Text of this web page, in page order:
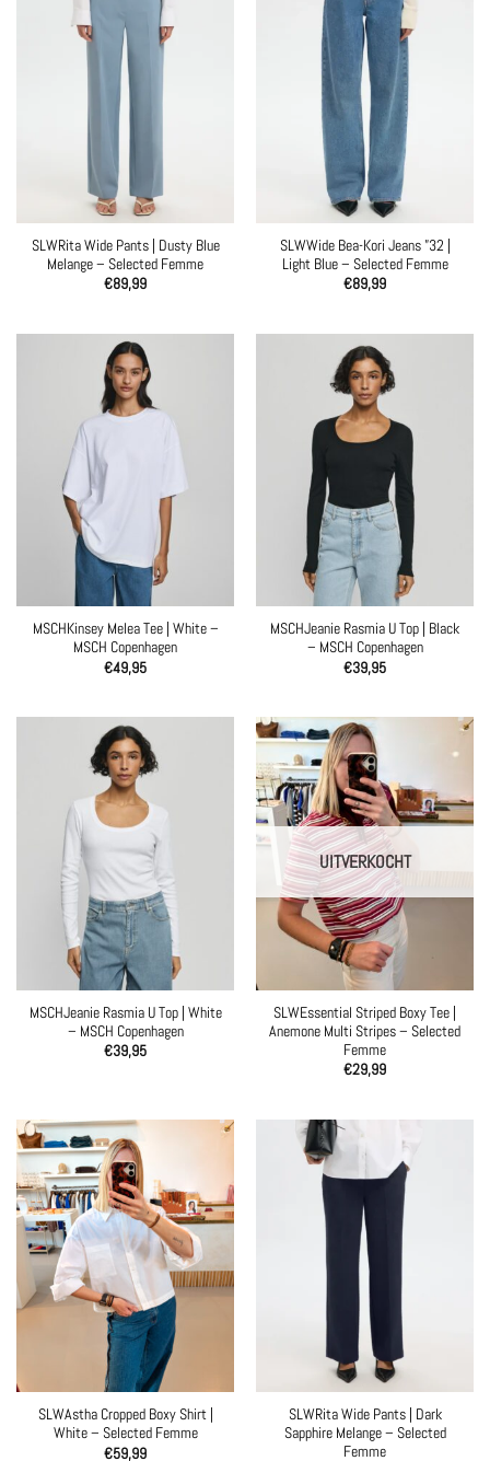
SLWRita Wide Pants | Dusty Blue
Melange – Selected Femme
€89,99
SLWWide Bea-Kori Jeans ”32 |
Light Blue – Selected Femme
€89,99
MSCHKinsey Melea Tee | White –
MSCH Copenhagen
€49,95
MSCHJeanie Rasmia U Top | Black
– MSCH Copenhagen
€39,95
MSCHJeanie Rasmia U Top | White
– MSCH Copenhagen
€39,95
UITVERKOCHT
SLWEssential Striped Boxy Tee |
Anemone Multi Stripes – Selected
Femme
€29,99
SLWAstha Cropped Boxy Shirt |
White – Selected Femme
€59,99
SLWRita Wide Pants | Dark
Sapphire Melange – Selected
Femme